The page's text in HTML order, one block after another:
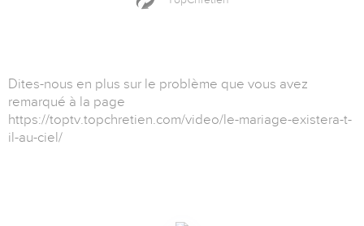
Dites-nous en plus sur le problème que vous avez
remarqué à la page
https://toptv.topchretien.com/video/le-mariage-existera-t-
il-au-ciel/